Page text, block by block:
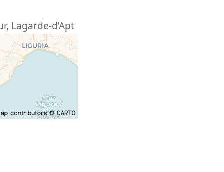
, Lagarde-d’Apt